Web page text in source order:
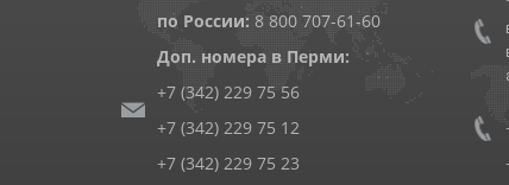
по России: 8 800 707-61-60
Доп. номера в Перми:
+7 (342) 229 75 56
+7 (342) 229 75 12
+7 (342) 229 75 23